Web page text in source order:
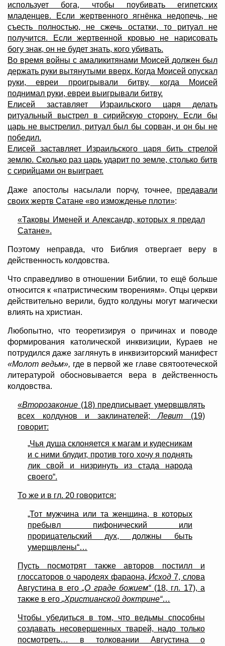
использует бога, чтобы поубивать египетских
младенцев. Если жертвенного ягнёнка недопечь, не
съесть полностью, не сжечь остатки, то ритуал не
получится. Если жертвенной кровью не нарисовать
богу знак, он не будет знать, кого убивать.
Во время войны с амаликитянами Моисей должен был
держать руки вытянутыми вверх. Когда Моисей опускал
руки, евреи проигрывали битву, когда Моисей
поднимал руки, евреи выигрывали битву.
Елисей заставляет Израильского царя делать
ритуальный выстрел в сирийскую сторону. Если бы
царь не выстрелил, ритуал был бы сорван, и он бы не
победил.
Елисей заставляет Израильского царя бить стрелой
землю. Сколько раз царь ударит по земле, столько битв
с сирийцами он выиграет.
Даже апостолы насылали порчу, точнее, предавали
своих жертв Сатане «во изможденье плоти»:
«Таковы Именей и Александр, которых я предал
Сатане».
Поэтому неправда, что Библия отвергает веру в
действенность колдовства.
Что справедливо в отношении Библии, то ещё больше
относится к «патристическим творениям». Отцы церкви
действительно верили, будто колдуны могут магически
влиять на христиан.
Любопытно, что теоретизируя о причинах и поводе
формирования католической инквизиции, Кураев не
потрудился даже заглянуть в инквизиторский манифест
«Молот ведьм», где в первой же главе святоотеческой
литературой обосновывается вера в действенность
колдовства.
«Второзаконие (18) предписывает умервщвлять
всех колдунов и заклинателей;Левит (19)
говорит:
„Чья душа склоняется к магам и кудесникам
и с ними блудит, против того хочу я поднять
лик свой и низринуть из стада народа
своего“.
То же и в гл. 20 говорится:
„Тот мужчина или та женщина, в которых
пребывл пифонический или
прорицательский дух, должны быть
умерщвлены“…
Пусть посмотрят также авторов постилл и
глоссаторов о чародеях фараона,Исход 7, слова
Августина в его„О граде божием“(18, гл. 17), а
также в его „Христианской доктрине“…
Чтобы убедиться в том, что ведьмы способны
создавать несовершенных тварей, надо только
посмотреть… в толковании Августина о